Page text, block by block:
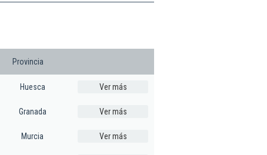
Provincia
Huesca Ver más
Granada Ver más
Murcia Ver más